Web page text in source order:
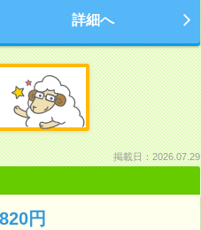
詳細へ
掲載日：2026.07.29
円